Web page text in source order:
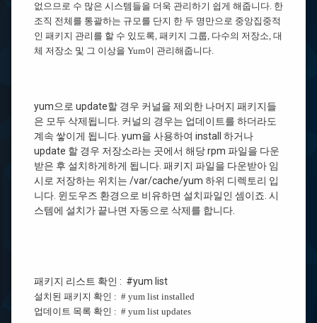
없으므로 수 많은 시스템들을 더욱 관리하기 쉽게 해줍니다. 한
조직 전체를 통괄하는 규모를 단지 한 두 명만으로 중앙집중적
인 패키지 관리를 할 수 있도록, 패키지 그룹, 다수의 저장소, 대
체 저장소 및 그 이상을 Yum이 관리해줍니다.
yum으로 update할 경우 커널을 제외한 나머지 패키지들
은 모두 삭제됩니다. 커널의 경우는 업데이트를 하더라도
계속 쌓이게 됩니다. yum을 사용하여 install 하거나
update 할 경우 저장소라는 곳에서 해당 rpm 파일을 다운
받은 후 설치하게하게 됩니다. 패키지 파일을 다운받아 임
시로 저장하는 위치는 /var/cache/yum 하위 디렉토리 입
니다. 윈도우즈 환경으로 비유하면 설치파일인 셈이죠. 시
스템에 설치가 끝나면 자동으로 삭제를 합니다.
패키지 리스트 확인 : #yum list
설치된 패키지 확인 : # yum list installed
업데이트 목록 확인 : # yum list updates